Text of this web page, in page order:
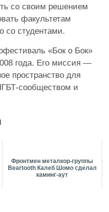
со своим решением
факультетам
со студентами.
«Бок о Бок»
года. Его миссия —
пространство для
сообществом и
Фронтмен металкор-группы
Beartooth Калеб Шомо сделал
каминг-аут